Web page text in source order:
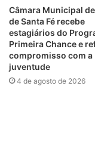
Câmara Municipal
de Santa Fé recebe
estagiários do
Primeira Chance e
compromisso com a
juventude
4 de agosto de 2026